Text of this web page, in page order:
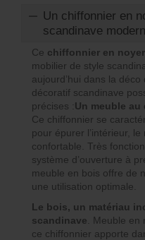
Un chiffonnier en
scandinave
Ce chiffonnier en
mobilier de style
aujourd’hui dans la
décoratif scandinave
précises : Un meuble
Ce chiffonnier se
pour épurer l’intérieur,
confortable. Très
système d’ouverture à
meuble en bois offre de
une utilisation optimale.
Le bois, un matériau
scandinave . Meuble
ce chiffonnier apporte